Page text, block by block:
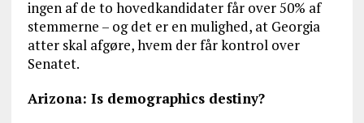
ingen af de to hovedkandidater får over 50% af
stemmerne – og det er en mulighed, at Georgia
atter skal afgøre, hvem der får kontrol over
Senatet.
Arizona: Is demographics destiny?